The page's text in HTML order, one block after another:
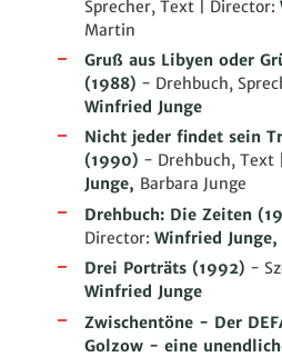
Sprecher, Text | Director:
Martin
Gruß aus Libyen oder
(1988) - Drehbuch,
Winfried Junge
Nicht jeder findet sein
(1990) - Drehbuch, Text
Junge, Barbara Junge
Drehbuch: Die Zeiten
Director: Winfried Junge,
Drei Porträts (1992) -
Winfried Junge
Zwischentöne - Der
Golzow - eine